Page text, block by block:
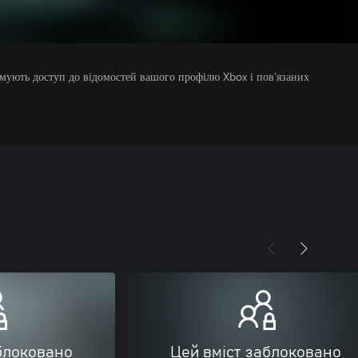
доступ до відомостей вашого профілю Xbox і пов’язаних
Цей вміст заблоковано